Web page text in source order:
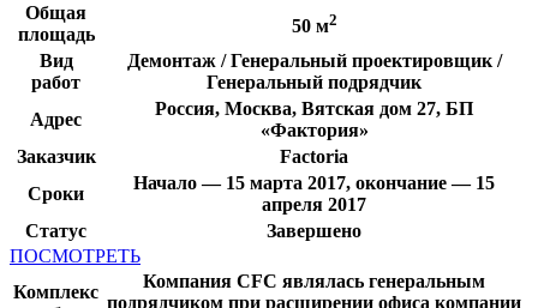
Общая
площадь
50 м2
Вид
работ
Демонтаж / Генеральный проектировщик /
Генеральный подрядчик
Адрес
Россия, Москва, Вятская дом 27, БП
«Фактория»
Заказчик
Factoria
Сроки
Начало — 15 марта 2017, окончание — 15
апреля 2017
Статус
Завершено
ПОСМОТРЕТЬ
Комплекс
Компания CFC являлась генеральным
подрядчиком при расширении офиса компании